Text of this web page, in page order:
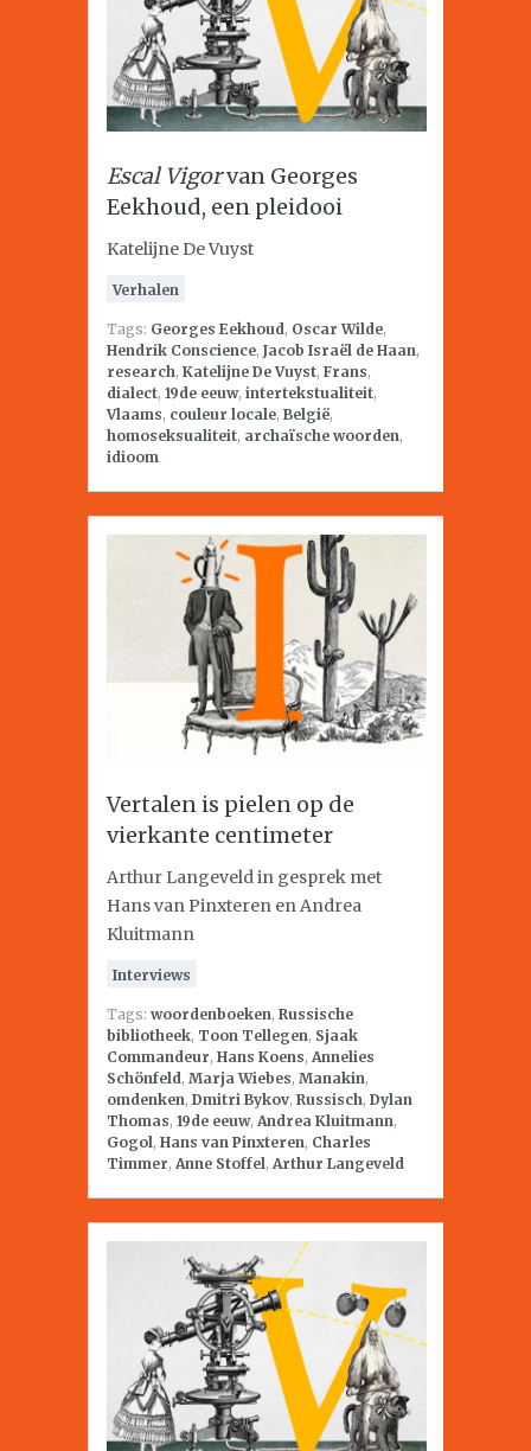
Escal Vigorvan Georges
Eekhoud, een pleidooi
Katelijne De Vuyst
Verhalen
Tags: Georges Eekhoud, Oscar Wilde,
Hendrik Conscience, Jacob Israël de Haan,
research, Katelijne De Vuyst, Frans,
dialect, 19de eeuw, intertekstualiteit,
Vlaams, couleur locale, België,
homoseksualiteit, archaïsche woorden,
idioom
Vertalen is pielen op de
vierkante centimeter
Arthur Langeveld in gesprek met
Hans van Pinxteren en Andrea
Kluitmann
Interviews
Tags: woordenboeken, Russische
bibliotheek, Toon Tellegen, Sjaak
Commandeur, Hans Koens, Annelies
Schönfeld, Marja Wiebes, Manakin,
omdenken, Dmitri Bykov, Russisch, Dylan
Thomas, 19de eeuw, Andrea Kluitmann,
Gogol, Hans van Pinxteren, Charles
Timmer, Anne Stoffel, Arthur Langeveld